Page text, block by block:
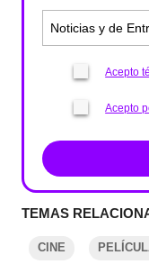
Acepto
Acepto
TEMAS
CINE